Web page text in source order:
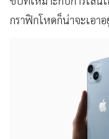
กราฟิกโหดก็น่าจะเอา